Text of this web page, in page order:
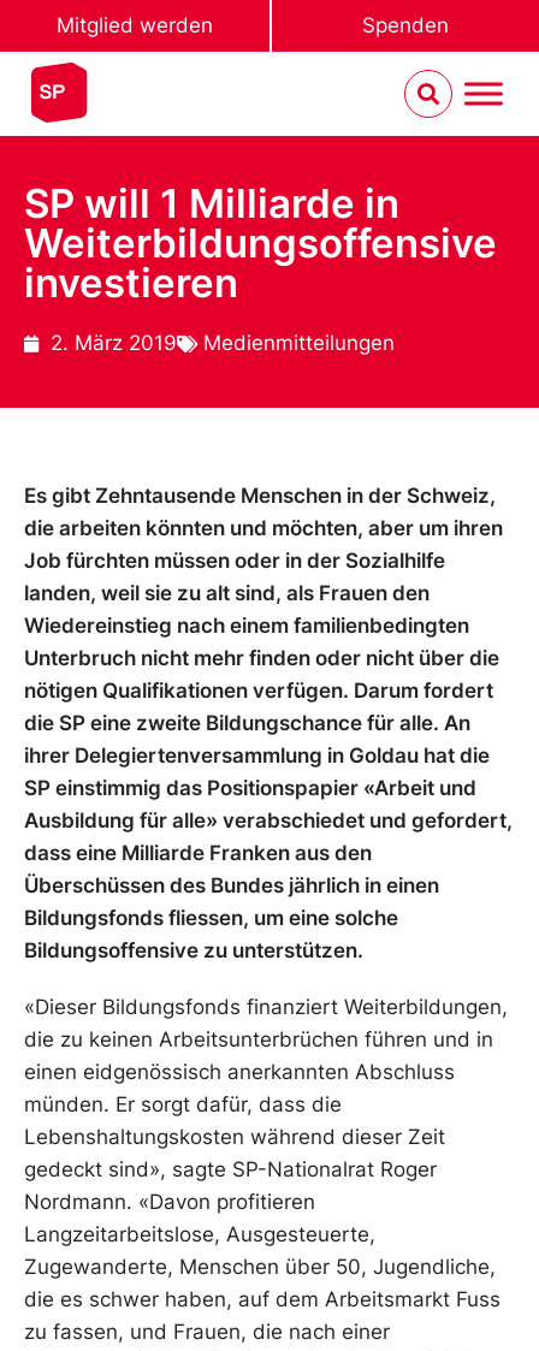
Mitglied werden Spenden
SP will 1 Milliarde in
Weiterbildungsoffensive
investieren
2. März 2019 Medienmitteilungen
Es gibt Zehntausende Menschen in der Schweiz,
die arbeiten könnten und möchten, aber um ihren
Job fürchten müssen oder in der Sozialhilfe
landen, weil sie zu alt sind, als Frauen den
Wiedereinstieg nach einem familienbedingten
Unterbruch nicht mehr finden oder nicht über die
nötigen Qualifikationen verfügen. Darum fordert
die SP eine zweite Bildungschance für alle. An
ihrer Delegiertenversammlung in Goldau hat die
SP einstimmig das Positionspapier «Arbeit und
Ausbildung für alle» verabschiedet und gefordert,
dass eine Milliarde Franken aus den
Überschüssen des Bundes jährlich in einen
Bildungsfonds fliessen, um eine solche
Bildungsoffensive zu unterstützen.
«Dieser Bildungsfonds finanziert Weiterbildungen,
die zu keinen Arbeitsunterbrüchen führen und in
einen eidgenössisch anerkannten Abschluss
münden. Er sorgt dafür, dass die
Lebenshaltungskosten während dieser Zeit
gedeckt sind», sagte SP-Nationalrat Roger
Nordmann. «Davon profitieren
Langzeitarbeitslose, Ausgesteuerte,
Zugewanderte, Menschen über 50, Jugendliche,
die es schwer haben, auf dem Arbeitsmarkt Fuss
zu fassen, und Frauen, die nach einer